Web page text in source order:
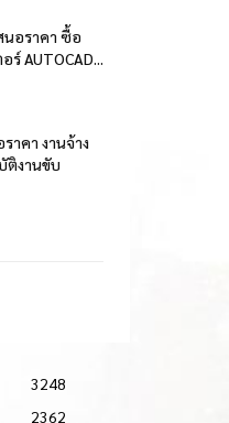
นอราคา ซื้อ
AUTOCAD...
าคา งานจ้าง
ติงานขับ
3248
2362